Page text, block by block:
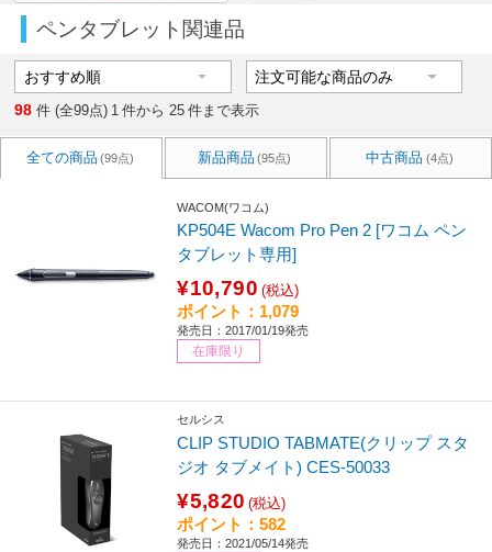
ペンタブレット関連品
98 件 (全99点) 1 件から 25 件まで表示
全ての商品 (99点) 新品商品 (95点) 中古商品 (4点)
WACOM(ワコム)
KP504E Wacom Pro Pen 2 [ワコム ペン
タブレット専用]
¥10,790 (税込)
ポイント：1,079
発売日：2017/01/19発売
在庫限り
セルシス
CLIP STUDIO TABMATE(クリップ スタ
ジオ タブメイト) CES-50033
¥5,820 (税込)
ポイント：582
発売日：2021/05/14発売